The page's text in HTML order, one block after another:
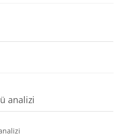
analizi